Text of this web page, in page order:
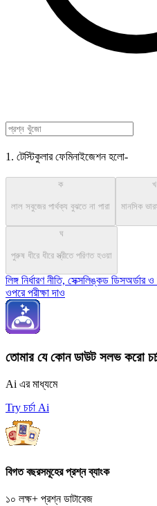
1. টেস্টিকুলার ফেমিনাইজেশন হলো-
ক
লাল সবুজের পার্থক্য বুঝতে না পারা
খ
মানসিক
ঘ
পুরুষ ধীরে ধীরে স্ত্রীতে পরিণত হওয়া
লিঙ্গ নির্ধারণ নীতি, সেক্সলিঙ্কড
ওপরে পরীক্ষা দাও
তোমার যে কোন ডাউট সলভ করো
Ai এর মাধ্যমে
Try চর্চা Ai
বিগত বছরসমূহের প্রশ্ন ব্যাংক
১০ লক্ষ+ প্রশ্ন ডাটাবেজ